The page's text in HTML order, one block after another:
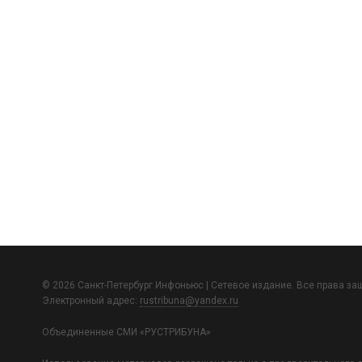
© 2026 Санкт-Петербург Инфоньюс | Сетевое издание. Все права
Электронный адрес: rustribuna@yandex.ru
Объединенные СМИ «РУСТРИБУНА»